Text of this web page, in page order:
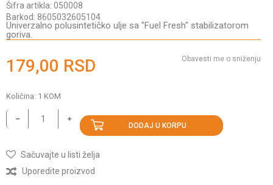
Šifra artikla: 050008
Barkod: 8605032605104
Univerzalno polusintetičko ulje sa "Fuel Fresh" stabilizatorom
goriva.
179,00 RSD Obavesti me o sniženju
Količina: 1 KOM
DODAJ U KORPU
Sačuvajte u listi želja
Uporedite proizvod